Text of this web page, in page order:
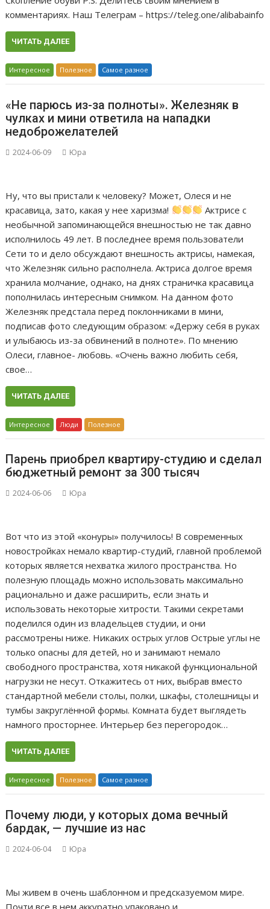
комментариях. Наш Телеграм – https://teleg.one/alibabainfo
ЧИТАТЬ ДАЛЕЕ
Интересное Полезное Самое разное
«Не парюсь из-за полноты». Железняк в
чулках и мини ответила на нападки
недоброжелателей
2024-06-09 Юра
Ну, что вы пристали к человеку? Может, Олеся и не
красавица, зато, какая у нее харизма!
Актрисе с
необычной запоминающейся внешностью не так давно
исполнилось 49 лет. В последнее время пользователи
Сети то и дело обсуждают внешность актрисы, намекая,
что Железняк сильно располнела. Актриса долгое время
хранила молчание, однако, на днях страничка красавица
пополнилась интересным снимком. На данном фото
Железняк предстала перед поклонниками в мини,
подписав фото следующим образом: «Держу себя в руках
и улыбаюсь из-за обвинений в полноте». По мнению
Олеси, главное- любовь. «Очень важно любить себя,
свое…
ЧИТАТЬ ДАЛЕЕ
Интересное Люди Полезное
Парень приобрел квартиру-студию и сделал
бюджетный ремонт за 300 тысяч
2024-06-06 Юра
Вот что из этой «конуры» получилось! В современных
новостройках немало квартир-студий, главной проблемой
которых является нехватка жилого пространства. Но
полезную площадь можно использовать максимально
рационально и даже расширить, если знать и
использовать некоторые хитрости. Такими секретами
поделился один из владельцев студии, и они
рассмотрены ниже. Никаких острых углов Острые углы не
только опасны для детей, но и занимают немало
свободного пространства, хотя никакой функциональной
нагрузки не несут. Откажитесь от них, выбрав вместо
стандартной мебели столы, полки, шкафы, столешницы и
тумбы закруглённой формы. Комната будет выглядеть
намного просторнее. Интерьер без перегородок…
ЧИТАТЬ ДАЛЕЕ
Интересное Полезное Самое разное
Почему люди, у которых дома вечный
бардак, — лучшие из нас
2024-06-04 Юра
Мы живем в очень шаблонном и предсказуемом мире.
Почти все в нем аккуратно упаковано и